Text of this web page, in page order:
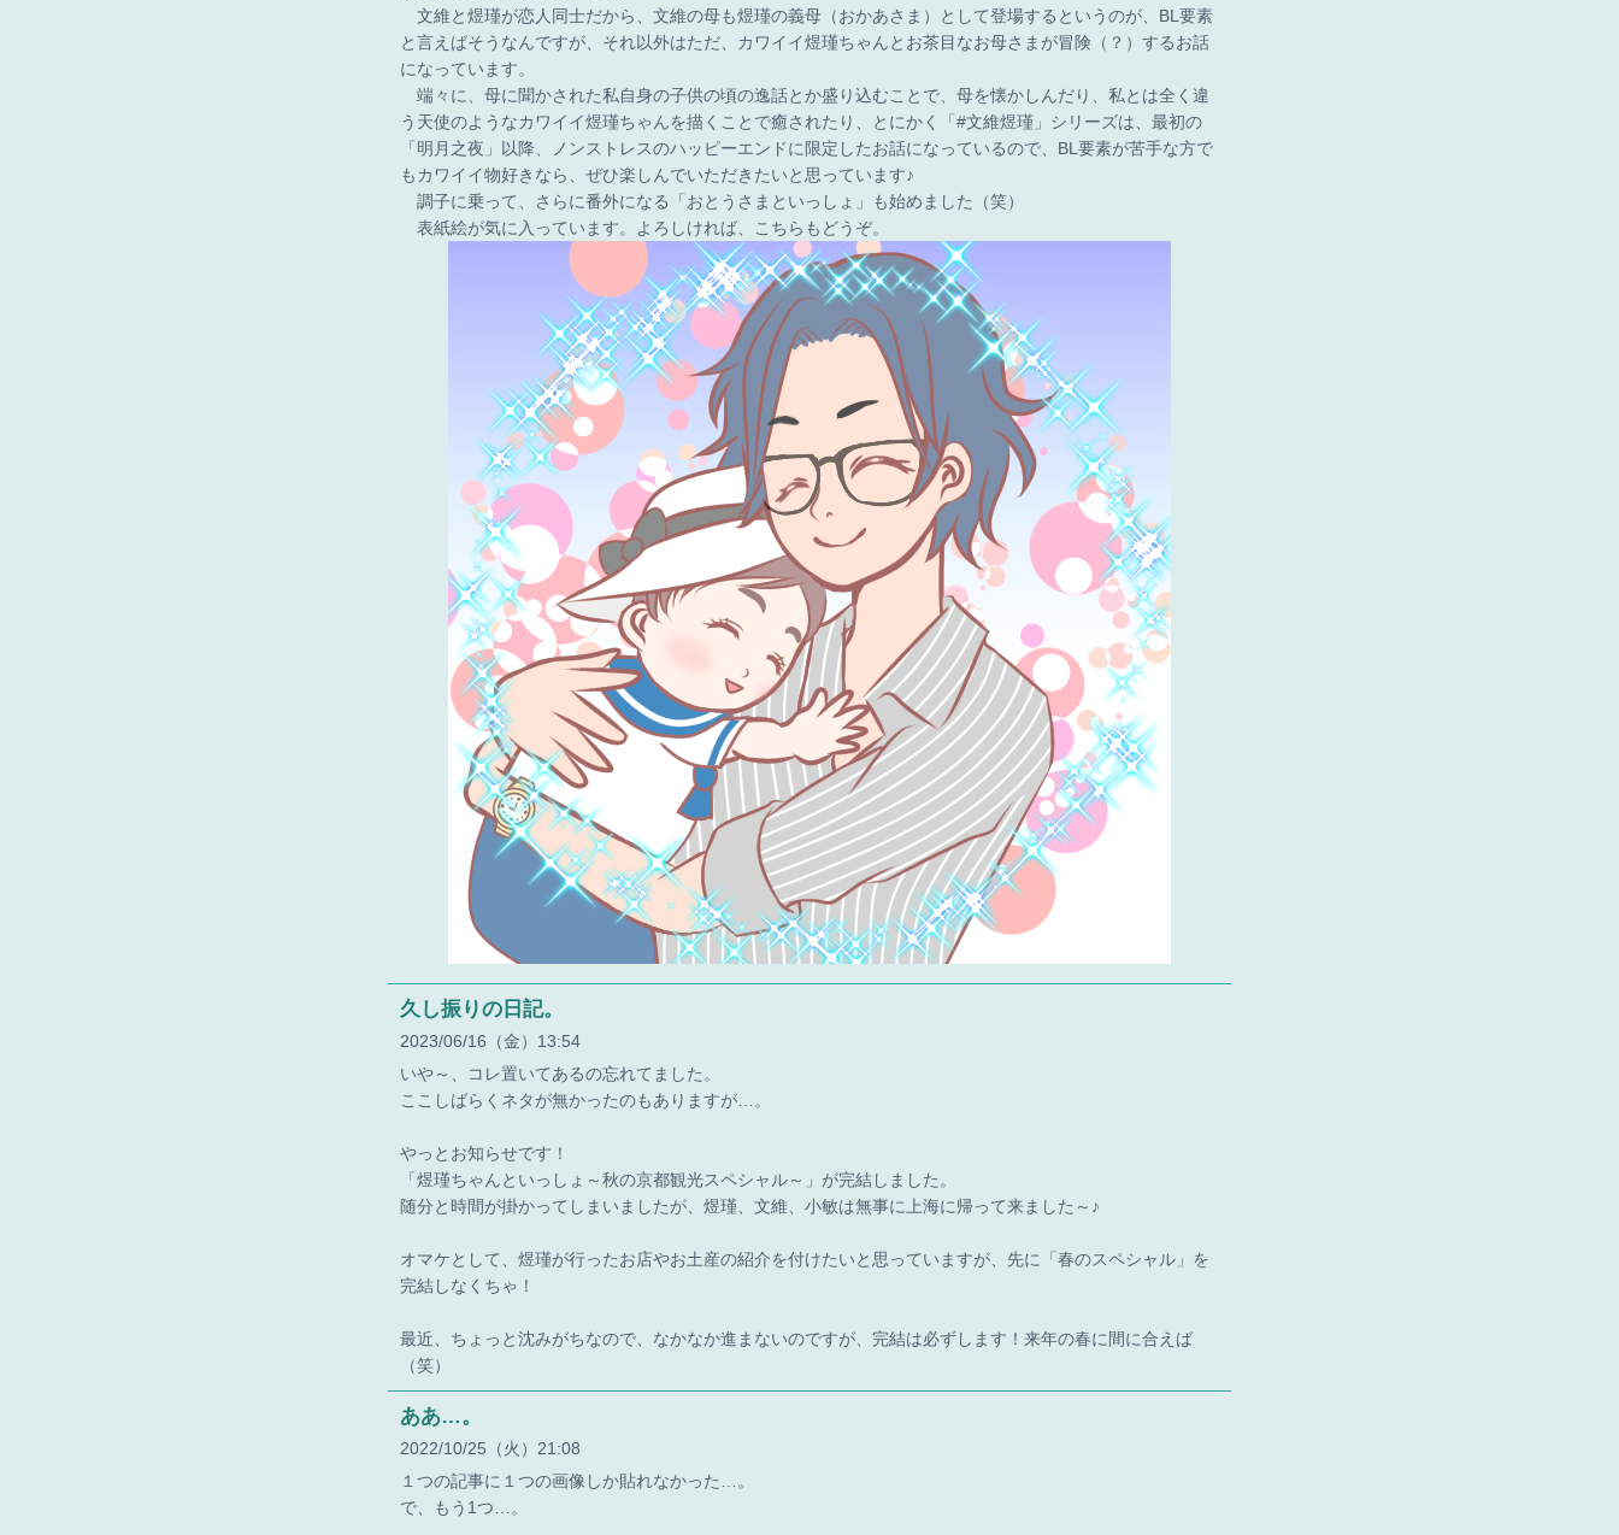
文維と煜瑾が恋人同士だから、文維の母も煜瑾の義母（おかあさま）として登場するというのが、BL要素
と言えばそうなんですが、それ以外はただ、カワイイ煜瑾ちゃんとお茶目なお母さまが冒険（？）するお話
になっています。
端々に、母に聞かされた私自身の子供の頃の逸話とか盛り込むことで、母を懐かしんだり、私とは全く違
う天使のようなカワイイ煜瑾ちゃんを描くことで癒されたり、とにかく「#文維煜瑾」シリーズは、最初の
「明月之夜」以降、ノンストレスのハッピーエンドに限定したお話になっているので、BL要素が苦手な方で
もカワイイ物好きなら、ぜひ楽しんでいただきたいと思っています♪
調子に乗って、さらに番外になる「おとうさまといっしょ」も始めました（笑）
表紙絵が気に入っています。よろしければ、こちらもどうぞ。
久し振りの日記。
2023 06 16 （金） 13:54
いや～、コレ置いてあるの忘れてました。
ここしばらくネタが無かったのもありますが…。
やっとお知らせです！
「煜瑾ちゃんといっしょ～秋の京都観光スペシャル～」が完結しました。
随分と時間が掛かってしまいましたが、煜瑾、文維、小敏は無事に上海に帰って来ました～♪
オマケとして、煜瑾が行ったお店やお土産の紹介を付けたいと思っていますが、先に「春のスペシャル」を
完結しなくちゃ！
最近、ちょっと沈みがちなので、なかなか進まないのですが、完結は必ずします！来年の春に間に合えば
（笑）
ああ…。
2022 10 25 （火） 21:08
１つの記事に１つの画像しか貼れなかった…。
で、もう1つ…。